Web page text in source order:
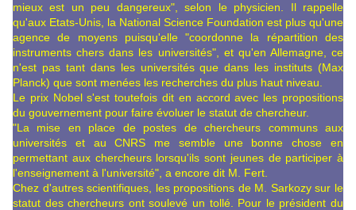
mieux est un peu dangereux", selon le physicien. Il rappelle
qu'aux Etats-Unis, la National Science Foundation est plus qu'une
agence de moyens puisqu'elle "coordonne la répartition des
instruments chers dans les universités", et qu'en Allemagne, ce
n'est pas tant dans les universités que dans les instituts (Max
Planck) que sont menées les recherches du plus haut niveau.
Le prix Nobel s'est toutefois dit en accord avec les propositions
du gouvernement pour faire évoluer le statut de chercheur.
"La mise en place de postes de chercheurs communs aux
universités et au CNRS me semble une bonne chose en
permettant aux chercheurs lorsqu'ils sont jeunes de participer à
l'enseignement à l'université", a encore dit M. Fert.
Chez d'autres scientifiques, les propositions de M. Sarkozy sur le
statut des chercheurs ont soulevé un tollé. Pour le président du